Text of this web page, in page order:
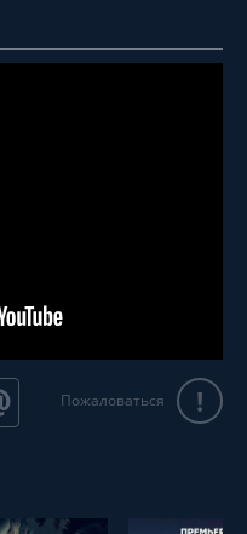
Пожаловаться !